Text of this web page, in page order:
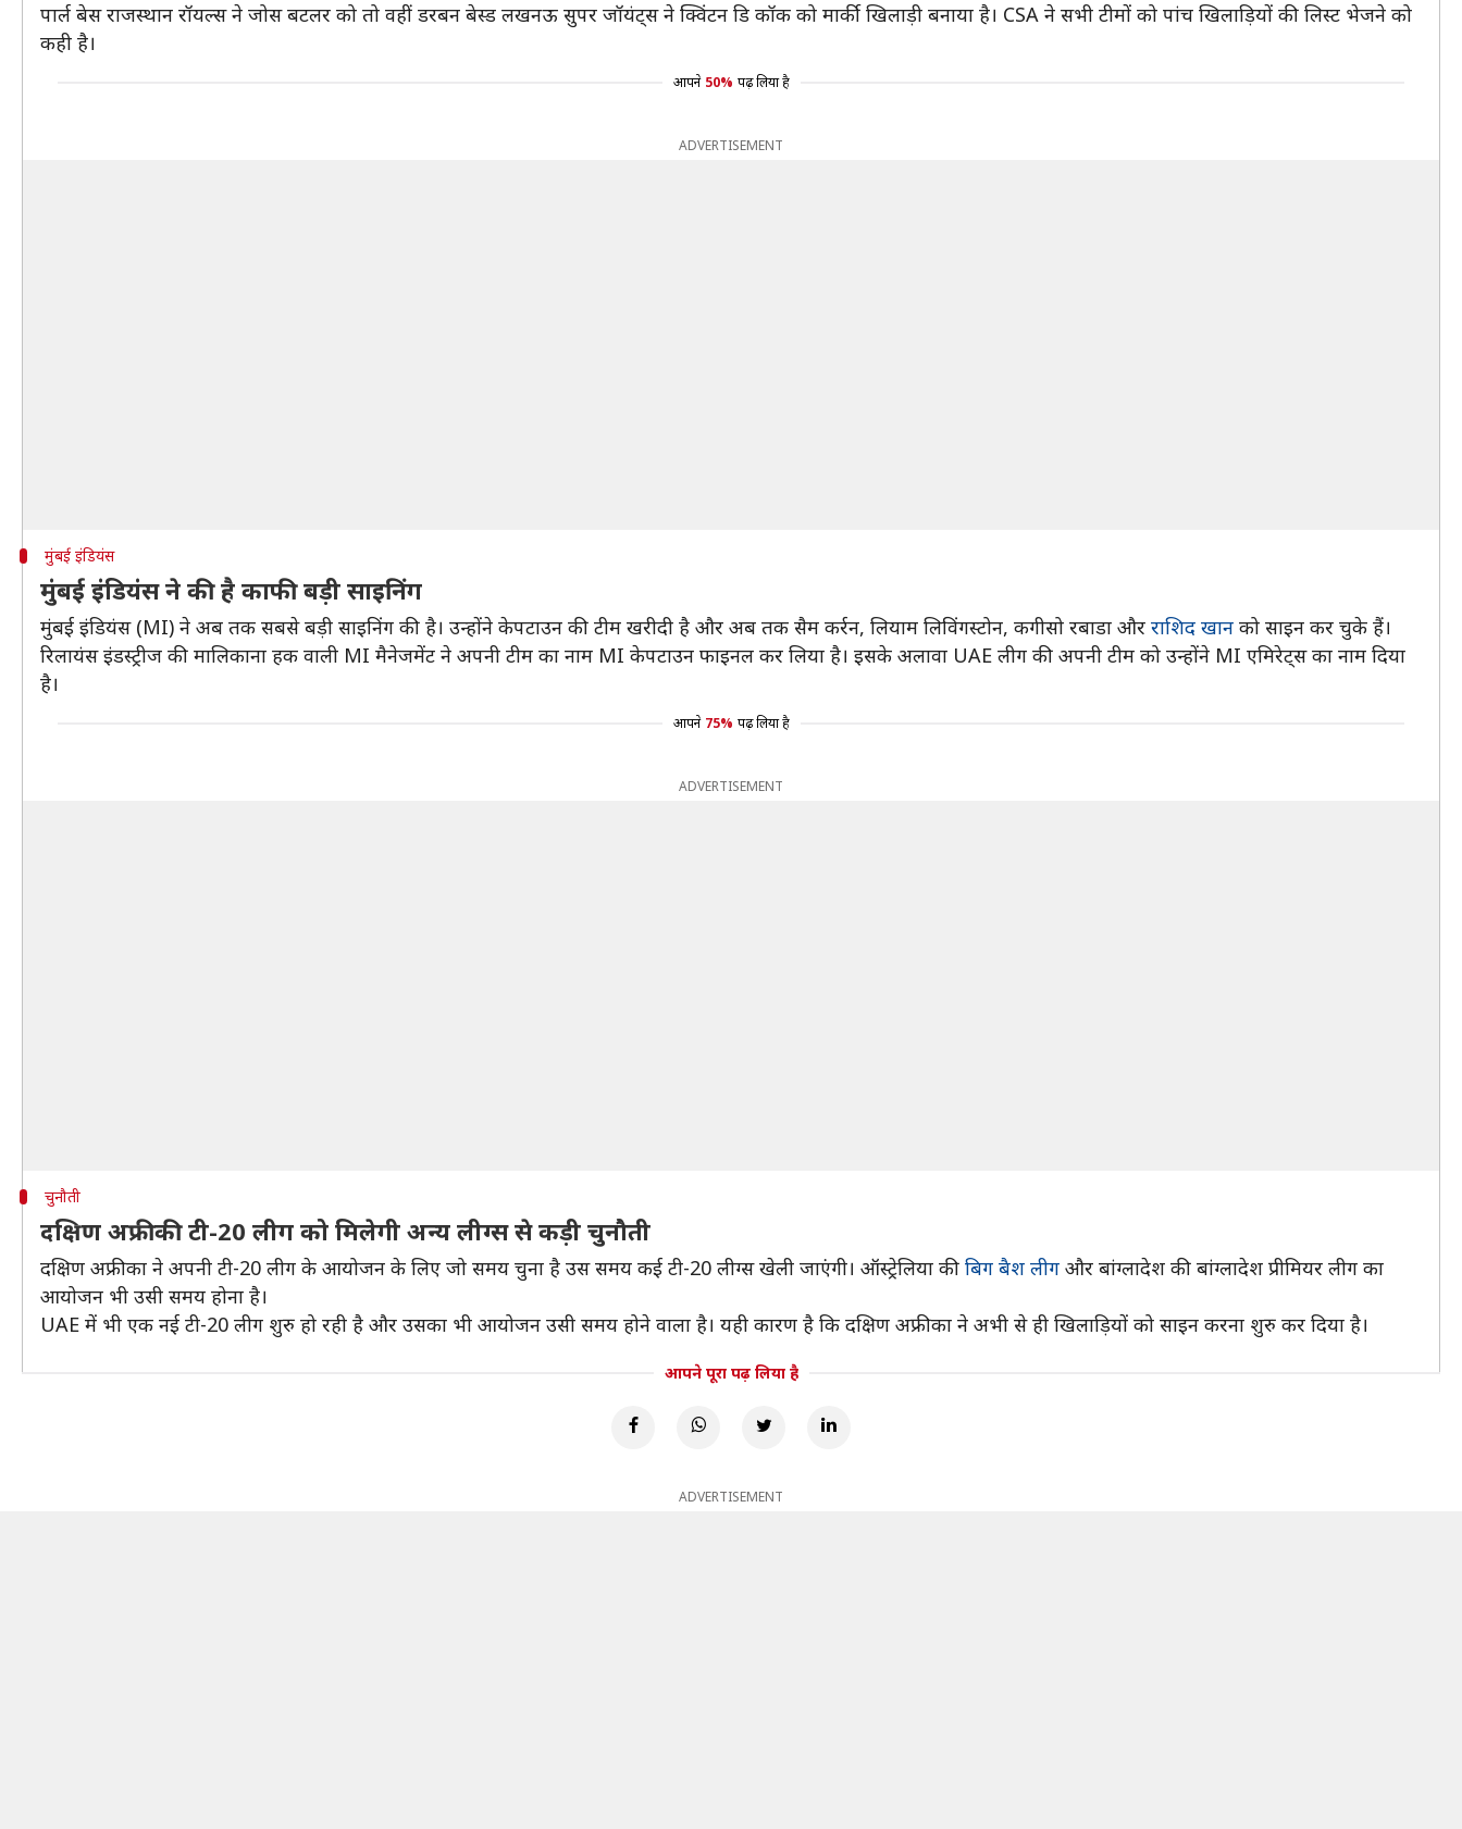
पार्ल बेस राजस्थान रॉयल्स ने जोस बटलर को तो वहीं डरबन बेस्ड लखनऊ सुपर जॉयंट्स ने क्विंटन डि कॉक को मार्की खिलाड़ी बनाया है। CSA ने सभी टीमों को पांच खिलाड़ियों की लिस्ट भेजने को
कही है।
आपने 50% पढ़ लिया है
ADVERTISEMENT
मुंबई इंडियंस
मुंबई इंडियंस ने की है काफी बड़ी साइनिंग
मुंबई इंडियंस (MI) ने अब तक सबसे बड़ी साइनिंग की है। उन्होंने केपटाउन की टीम खरीदी है और अब तक सैम कर्रन, लियाम लिविंगस्टोन, कगीसो रबाडा और राशिद खान को साइन कर चुके हैं।
रिलायंस इंडस्ट्रीज की मालिकाना हक वाली MI मैनेजमेंट ने अपनी टीम का नाम MI केपटाउन फाइनल कर लिया है। इसके अलावा UAE लीग की अपनी टीम को उन्होंने MI एमिरेट्स का नाम दिया
है।
आपने 75% पढ़ लिया है
ADVERTISEMENT
चुनौती
दक्षिण अफ्रीकी टी-20 लीग को मिलेगी अन्य लीग्स से कड़ी चुनौती
दक्षिण अफ्रीका ने अपनी टी-20 लीग के आयोजन के लिए जो समय चुना है उस समय कई टी-20 लीग्स खेली जाएंगी। ऑस्ट्रेलिया की बिग बैश लीग और बांग्लादेश की बांग्लादेश प्रीमियर लीग का
आयोजन भी उसी समय होना है।
UAE में भी एक नई टी-20 लीग शुरु हो रही है और उसका भी आयोजन उसी समय होने वाला है। यही कारण है कि दक्षिण अफ्रीका ने अभी से ही खिलाड़ियों को साइन करना शुरु कर दिया है।
आपने पूरा पढ़ लिया है
ADVERTISEMENT